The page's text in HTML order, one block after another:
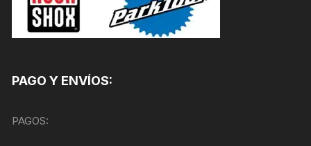
PAGO Y ENVÍOS:
PAGOS: